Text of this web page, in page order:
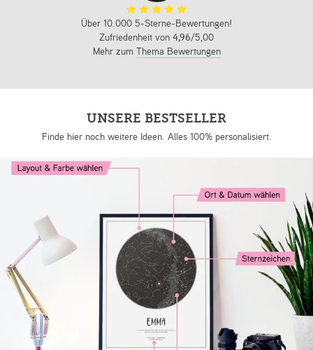
Über 10.000 5-Sterne-Bewertungen!
Zufriedenheit von 4,96/5,00
Mehr zum Thema Bewertungen
UNSERE BESTSELLER
Finde hier noch weitere Ideen. Alles 100% personalisiert.